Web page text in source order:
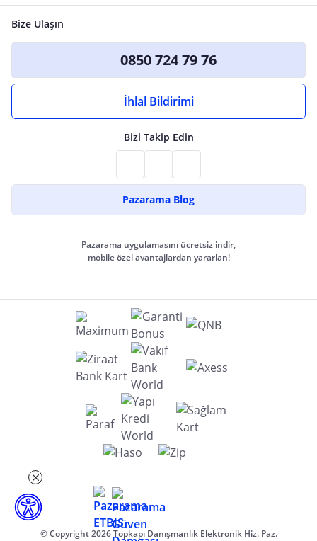
Bize Ulaşın
0850 724 79 76
İhlal Bildirimi
Bizi Takip Edin
Pazarama Blog
Pazarama uygulamasını ücretsiz indir,
mobile özel avantajlardan yararlan!
© Copyright 2026 Topkapı Danışmanlık Elektronik Hiz. Paz.